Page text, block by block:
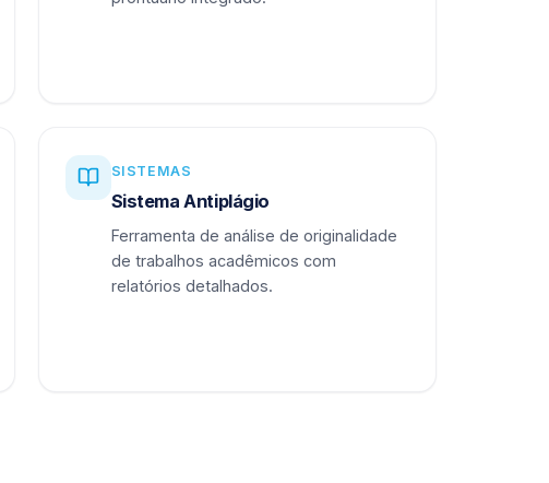
SISTEMAS
Sistema Antiplágio
Ferramenta de análise de originalidade
de trabalhos acadêmicos com
relatórios detalhados.